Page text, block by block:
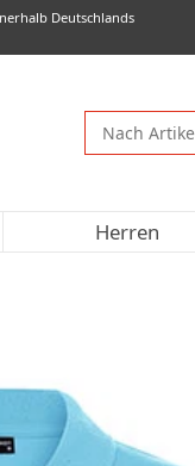
Deutschlands
Herren